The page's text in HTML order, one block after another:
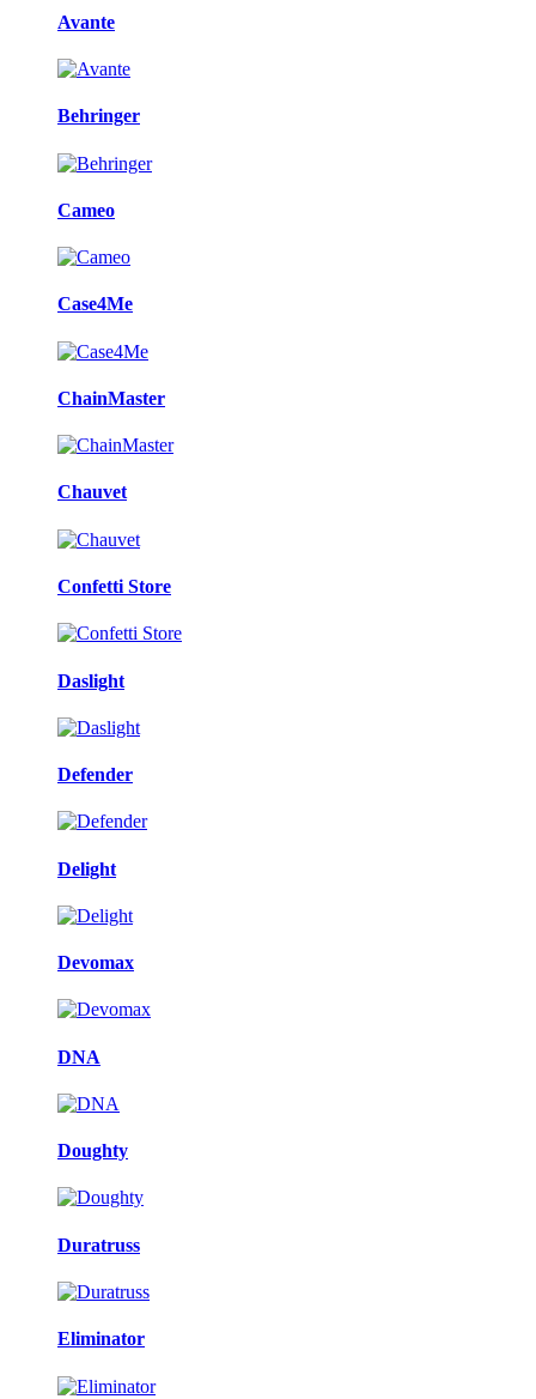
Avante
Behringer
Cameo
Case4Me
ChainMaster
Chauvet
Confetti Store
Daslight
Defender
Delight
Devomax
DNA
Doughty
Duratruss
Eliminator